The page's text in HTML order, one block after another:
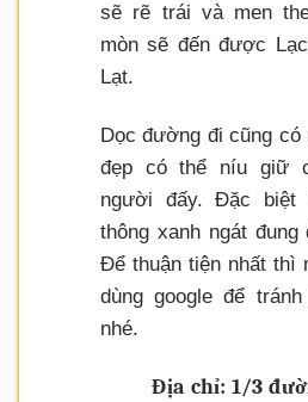
sẽ rẽ trái và men
mòn sẽ đến được
Lạt.
Dọc đường đi cũng có
đẹp có thể níu giữ
người đấy. Đặc biệt
thông xanh ngát đung
Để thuận tiện nhất thì
dùng google để
nhé.
Địa chỉ: 1/3